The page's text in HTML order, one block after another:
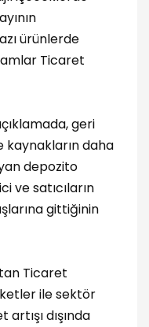
ürünlerde
Ticaret
geri
kaynakların daha
depozito
ve satıcıların
gittiğinin
Ticaret
ile sektör
dışında